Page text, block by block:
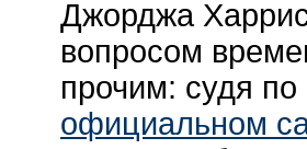
Джорджа
вопросом
прочим: судя
официальном